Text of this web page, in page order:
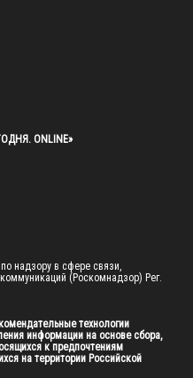
ONLINE»
надзору в сфере связи,
(Роскомнадзор) Рег.
технологии
информации на основе сбора,
к предпочтениям
на территории Российской